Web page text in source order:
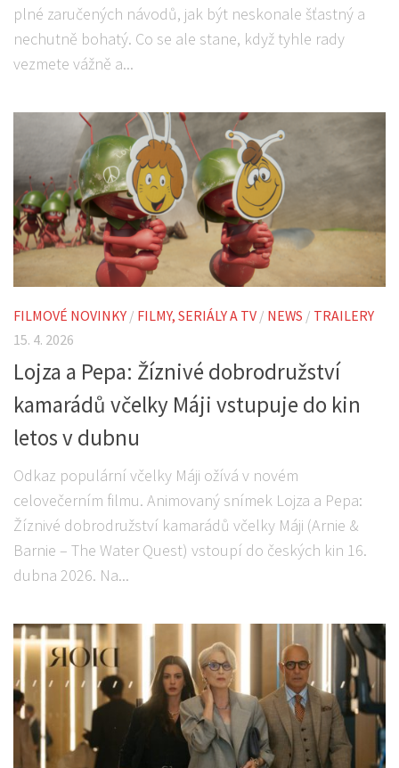
plné zaručených návodů, jak být neskonale šťastný a
nechutně bohatý. Co se ale stane, když tyhle rady
vezmete vážně a...
FILMOVÉ NOVINKY / FILMY, SERIÁLY A TV / NEWS / TRAILERY
15. 4. 2026
Lojza a Pepa: Žíznivé dobrodružství
kamarádů včelky Máji vstupuje do kin
letos v dubnu
Odkaz populární včelky Máji ožívá v novém
celovečerním filmu. Animovaný snímek Lojza a Pepa:
Žíznivé dobrodružství kamarádů včelky Máji (Arnie &
Barnie – The Water Quest) vstoupí do českých kin 16.
dubna 2026. Na...